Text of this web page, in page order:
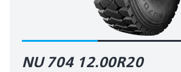
NU 704 12.00R20